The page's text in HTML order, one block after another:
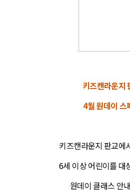
키즈캔라운지
4월 원데이 스
키즈캔라운지 판교에
6세 이상 어린이를 대
원데이 클래스 안